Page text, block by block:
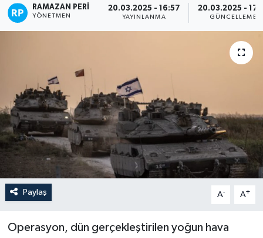
RAMAZAN PERI
YÖNETMEN
20.03.2025 - 16:57
YAYINLANMA
20.03.2025 -
GÜNCELLEME
Paylaş A- A+
Operasyon, dün gerçekleştirilen yoğun hava
KADIN AİLE
SAĞLIK
SPOR
TARİH
TASAVVUF
YAŞAM VE ÇEVRE